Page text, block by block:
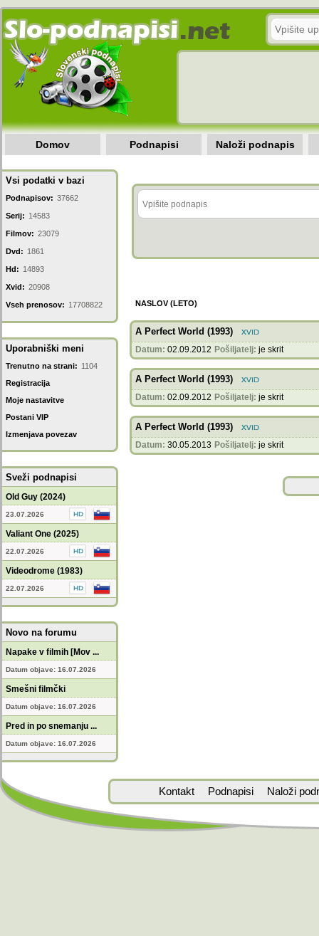
Domov Podnapisi Naloži podnapis
Vsi podatki v bazi
Podnapisov: 37662
Serij: 14583
Filmov: 23079
Dvd: 1861
Hd: 14893
Xvid: 20908
Vseh prenosov: 17708822
Uporabniški meni
Trenutno na strani: 1104
Registracija
Moje nastavitve
Postani VIP
Izmenjava povezav
Sveži podnapisi
Old Guy (2024)
23.07.2026
Valiant One (2025)
22.07.2026
Videodrome (1983)
22.07.2026
Novo na forumu
Napake v filmih [Mov ...
Datum objave: 16.07.2026
Smešni filmčki
Datum objave: 16.07.2026
Pred in po snemanju ...
Datum objave: 16.07.2026
NASLOV (LETO)
A Perfect World (1993)
Datum: 02.09.2012 Pošiljatelj: je skrit
A Perfect World (1993)
Datum: 02.09.2012 Pošiljatelj: je skrit
A Perfect World (1993)
Datum: 30.05.2013 Pošiljatelj: je skrit
Kontakt Podnapisi Naloži